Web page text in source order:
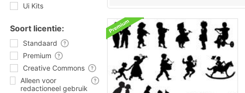
Ui Kits
Soort licentie:
Standaard
Premium
Creative Commons
Alleen voor
redactioneel gebruik